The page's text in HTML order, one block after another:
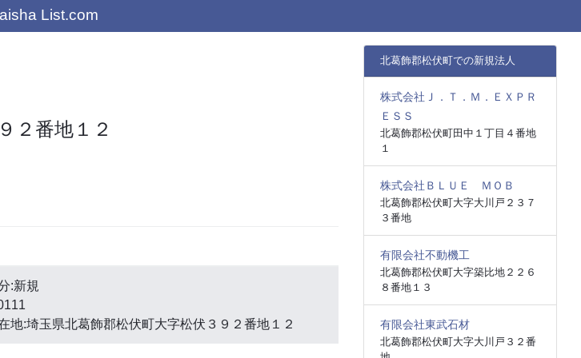
List.com
２番地１２
:新規
地:埼玉県北葛飾郡松伏町大字松伏３９２番地１２
北葛飾郡松伏町での新規法人
株式会社Ｊ．Ｔ．Ｍ．ＥＸＰＲ
ＥＳＳ
北葛飾郡松伏町田中１丁目４番地
１
株式会社ＢＬＵＥ ＭＯＢ
北葛飾郡松伏町大字大川戸２３７
３番地
有限会社不動機工
北葛飾郡松伏町大字築比地２２６
８番地１３
有限会社東武石材
北葛飾郡松伏町大字大川戸３２番